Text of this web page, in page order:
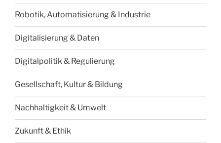
Robotik, Automatisierung & Industrie
Digitalisierung & Daten
Digitalpolitik & Regulierung
Gesellschaft, Kultur & Bildung
Nachhaltigkeit & Umwelt
Zukunft & Ethik